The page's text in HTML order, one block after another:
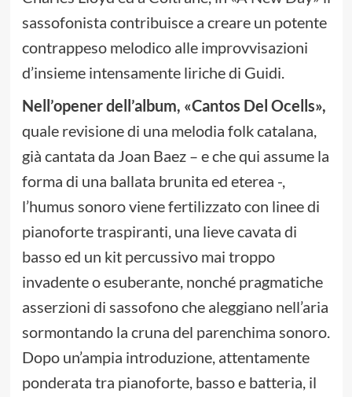
sassofonista contribuisce a creare un potente
contrappeso melodico alle improvvisazioni
d’insieme intensamente liriche di Guidi.
Nell’opener dell’album, «Cantos Del Ocells»,
quale revisione di una melodia folk catalana,
già cantata da Joan Baez – e che qui assume la
forma di una ballata brunita ed eterea -,
l’humus sonoro viene fertilizzato con linee di
pianoforte traspiranti, una lieve cavata di
basso ed un kit percussivo mai troppo
invadente o esuberante, nonché pragmatiche
asserzioni di sassofono che aleggiano nell’aria
sormontando la cruna del parenchima sonoro.
Dopo un’ampia introduzione, attentamente
ponderata tra pianoforte, basso e batteria, il